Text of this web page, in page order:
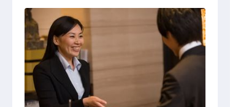
マルチタスクスタッフ